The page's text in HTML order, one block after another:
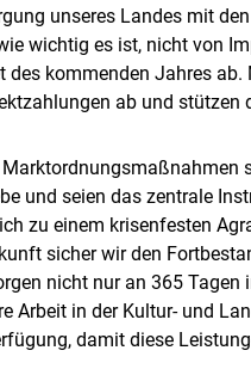
unseres Landes mit
wichtig es ist, nicht von
des kommenden Jahres
ab und stützen
und seien das zentrale
zu einem krisenfesten
sicher wir den
nicht nur an 365
Arbeit in der Kultur- und
damit diese